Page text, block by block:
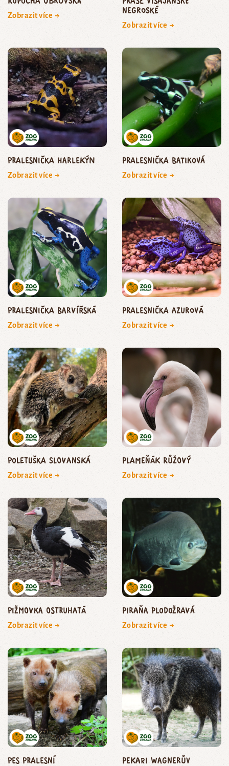
Zobrazit více →
negroské
Zobrazit více →
pralesnička harlekýn
Zobrazit více →
pralesnička batiková
Zobrazit více →
pralesnička barvířská
Zobrazit více →
pralesnička azurová
Zobrazit více →
Poletuška slovanská
Zobrazit více →
plameňák růžový
Zobrazit více →
pižmovka ostruhatá
Zobrazit více →
piraňa plodožravá
Zobrazit více →
pes pralesní pekari Wagnerův